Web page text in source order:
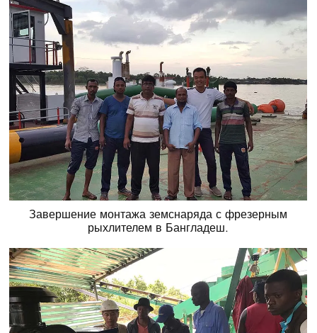
Завершение монтажа земснаряда с фрезерным
рыхлителем в Бангладеш.